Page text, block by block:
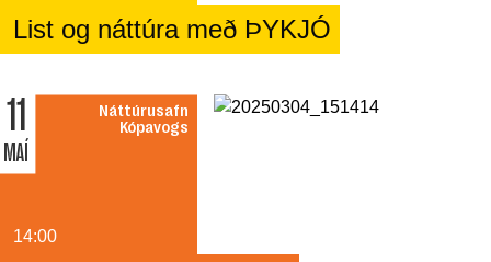
List og náttúra með ÞYKJÓ
11
MAÍ
Náttúrusafn
Kópavogs
14:00